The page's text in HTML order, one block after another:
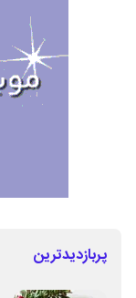
پربازدیدترین